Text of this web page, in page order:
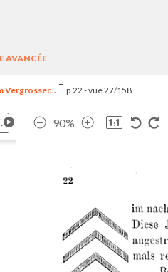
AVANCÉE
Vergrösser... p.22 - vue 27/158
90%